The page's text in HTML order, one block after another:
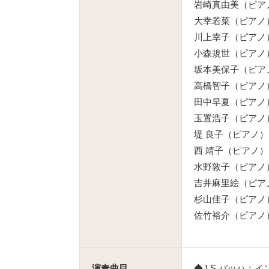
岩崎真由美（ピア
大幸若菜（ピアノ
川上幸子（ピアノ
小森規世（ピアノ
坂本美保子（ピア
高橋智子（ピアノ
田中早夏（ピアノ
玉置浩子（ピアノ
堤 良子（ピアノ）
西 靖子（ピアノ）
水野敦子（ピアノ
吉井麻里絵（ピア
杉山佳子（ピアノ
佐竹裕介（ピアノ